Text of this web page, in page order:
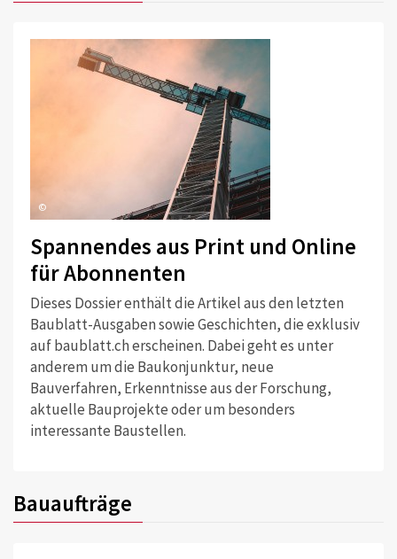
©
Spannendes aus Print und Online
für Abonnenten
Dieses Dossier enthält die Artikel aus den letzten
Baublatt-Ausgaben sowie Geschichten, die exklusiv
auf baublatt.ch erscheinen. Dabei geht es unter
anderem um die Baukonjunktur, neue
Bauverfahren, Erkenntnisse aus der Forschung,
aktuelle Bauprojekte oder um besonders
interessante Baustellen.
Bauaufträge